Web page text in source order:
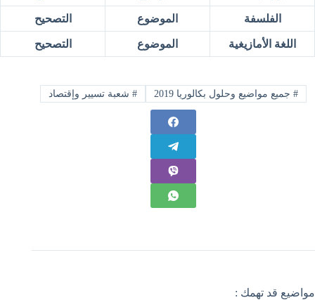
الفلسفة الموضوع التصحيح
اللغة الأمازيغية الموضوع التصحيح
# جميع مواضيع وحلول بكالوريا 2019 #شعبة تسيير وإقتصاد
مواضيع قد تهمك :